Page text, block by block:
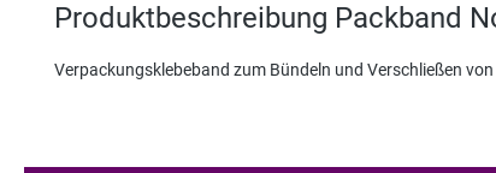
Produktbeschreibung Packband
Verpackungsklebeband zum Bündeln und Verschließen